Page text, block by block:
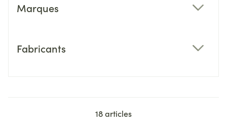
Marques
Fabricants
18articles